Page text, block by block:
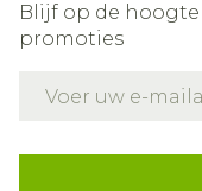
Blijf op de
promoties